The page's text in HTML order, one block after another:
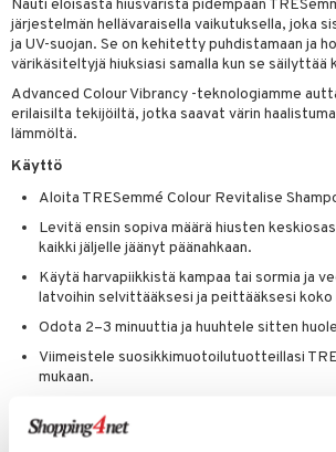
Nauti eloisasta hiusväristä pidempään
järjestelmän hellävaraisella vaikutuksella, joka
ja UV-suojan. Se on kehitetty puhdistamaan ja
värikäsiteltyjä hiuksiasi samalla kun se säilyttää
Advanced Colour Vibrancy -teknologiamme
erilaisilta tekijöiltä, jotka saavat värin
lämmöltä.
Käyttö
Aloita TRESemmé Colour Revitalise
Levitä ensin sopiva määrä hiusten
kaikki jäljelle jäänyt päänahkaan.
Käytä harvapiikkistä kampaa tai sormia ja
latvoihin selvittääksesi ja peittääksesi koko
Odota 2–3 minuuttia ja huuhtele sitten
Viimeistele suosikkimuotoilutuotteillasi
mukaan.
Aqua, Cetearyl Alcohol, Dimethicone,
& Viikset
3: Kosteutus
ja naamiot
Huulten Hoito
Elixir
Happy For Men
Miehille
& Soujaus
& Ihonpuhdistus